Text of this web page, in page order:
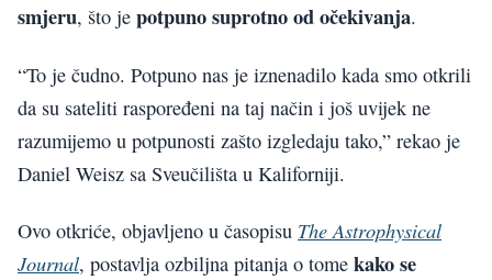
smjeru, što je potpuno suprotno od očekivanja.
“To je čudno. Potpuno nas je iznenadilo kada smo otkrili
da su sateliti raspoređeni na taj način i još uvijek ne
razumijemo u potpunosti zašto izgledaju tako,” rekao je
Daniel Weisz sa Sveučilišta u Kaliforniji.
Ovo otkriće, objavljeno u časopisu The Astrophysical
Journal, postavlja ozbiljna pitanja o tome kako se